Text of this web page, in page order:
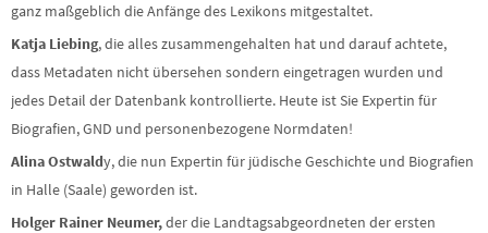
ganz maßgeblich die Anfänge des Lexikons mitgestaltet.
Katja Liebing, die alles zusammengehalten hat und darauf achtete,
dass Metadaten nicht übersehen sondern eingetragen wurden und
jedes Detail der Datenbank kontrollierte. Heute ist Sie Expertin für
Biografien, GND und personenbezogene Normdaten!
Alina Ostwaldy, die nun Expertin für jüdische Geschichte und Biografien
in Halle (Saale) geworden ist.
Holger Rainer Neumer,der die Landtagsabgeordneten der ersten